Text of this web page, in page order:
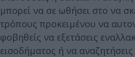
μπορεί να σε ωθήσει στο να
τρόπους προκειμένου να
φοβηθείς να εξετάσεις
εισοδήματος ή να αναζητήσεις